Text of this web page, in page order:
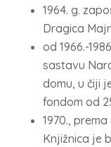
1964. g.
Dragica
od 1966.-
sastavu
domu, u čiji
fondom od
1970.,
Knjižnica je